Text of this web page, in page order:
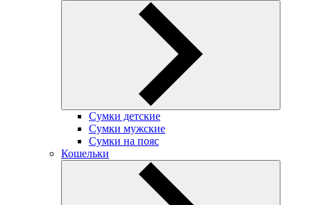
Сумки детские
Сумки мужские
Сумки на пояс
Кошельки